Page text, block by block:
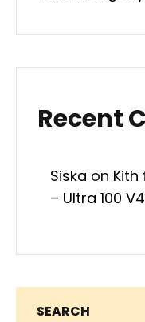
Recent
Siska on Kith
– Ultra 100
SEARCH